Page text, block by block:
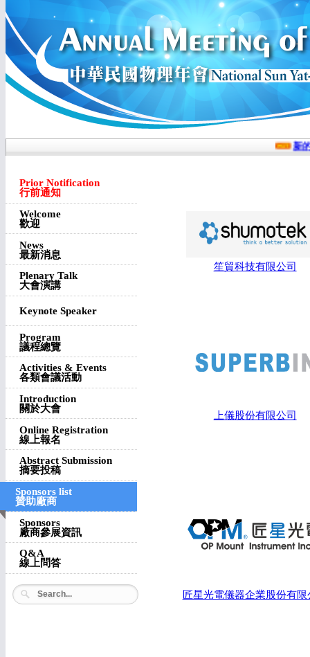
新的
Prior Notification
行前通知
Welcome
歡迎
News
最新消息
Plenary Talk
大會演講
Keynote Speaker
Program
議程總覽
Activities & Events
各類會議活動
Introduction
關於大會
Online Registration
線上報名
Abstract Submission
摘要投稿
Sponsors list
贊助廠商
Sponsors
廠商參展資訊
Q&A
線上問答
笙貿科技有限公司
上儀股份有限公司
匠星光電儀器企業股份有限